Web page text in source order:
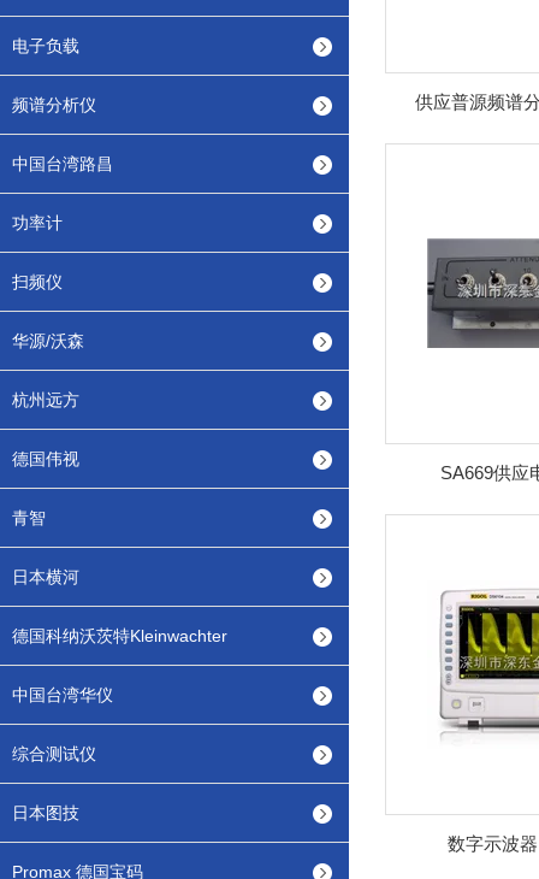
电子负载
频谱分析仪
中国台湾路昌
功率计
扫频仪
华源/沃森
杭州远方
德国伟视
青智
日本横河
德国科纳沃茨特Kleinwachter
中国台湾华仪
综合测试仪
日本图技
Promax 德国宝码
供应普源频谱
SA669供应
数字示波